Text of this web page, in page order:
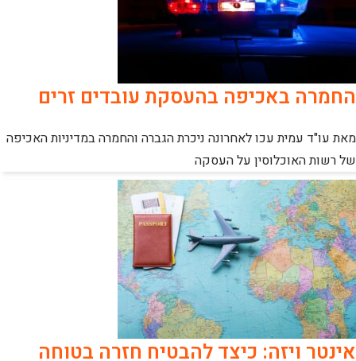
החמרה באכיפה בהעסקת עובדים זרים
מאת עו"ד עמית עכו לאחרונה ניכרת הגברה והחמרה במדיניות האכיפה
של רשות האוכלוסין על העסקה
אינטר ויזה: כיצד להבטיח חזרה בטוחה